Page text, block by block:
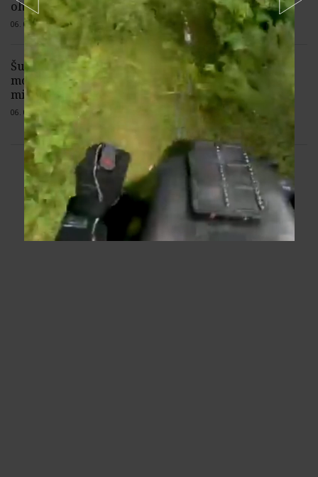
oheň
06. 08. 2026 | Žiadne komentáre
Šutaj Eštok: Pri dezerciách na Ukrajine
možno očakávať zvýšenú nelegálnu
migráciu
06. 08. 2026 | 3 komentáre